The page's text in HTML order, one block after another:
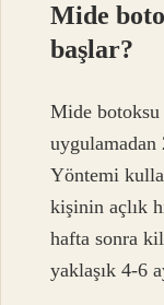
Mide
başlar?
Mide
uygulamadan
Yöntemi
kişinin açlık
hafta sonra
yaklaşık 4-6